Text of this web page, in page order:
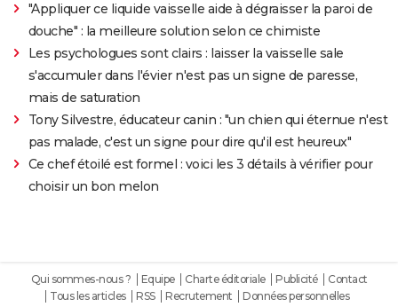
"Appliquer ce liquide vaisselle aide à dégraisser la paroi de
douche" : la meilleure solution selon ce chimiste
Les psychologues sont clairs : laisser la vaisselle sale
s'accumuler dans l'évier n'est pas un signe de paresse,
mais de saturation
Tony Silvestre, éducateur canin : "un chien qui éternue n'est
pas malade, c'est un signe pour dire qu'il est heureux"
Ce chef étoilé est formel : voici les 3 détails à vérifier pour
choisir un bon melon
Qui sommes-nous ? Equipe Charte éditoriale Publicité
Contact
Tous les articles
RSS Recrutement
Données personnelles